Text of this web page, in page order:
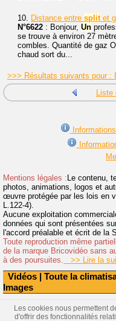
Vidéos | Toute la
Images
10. Distance entre split et
N°6622 : Bonjour, Un
se trouve à environ 27
combles. Quantité de gaz
chaud sort du...
>>> Résultats suivants pour :
Liste
Mentions légales :Le contenu,
photos, animations, logos et
œuvre protégée par les lois en
L.122-4).
Aucune exploitation
données qui sont présentées
l'accord préalable et écrit de la
Toute reproduction même
de la marque Bricovidéo sans
à des poursuites.
>> Lire la
Les cookies nous permettent
d'offrir des fonctionnalités